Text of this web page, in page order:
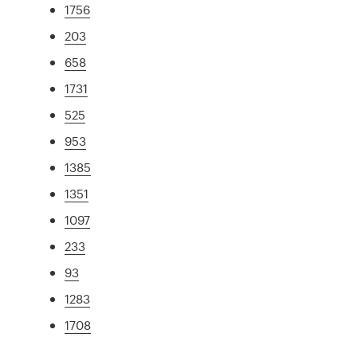
1756
203
658
1731
525
953
1385
1351
1097
233
93
1283
1708